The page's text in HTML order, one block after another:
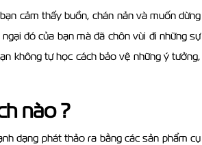
cảm thấy buồn, chán nản và muốn dừng
đó của bạn mà đã chôn vùi đi những sự
không tự học cách bảo vệ những ý tưởng,
nào ?
dạng phát thảo ra bằng các sản phẩm cụ